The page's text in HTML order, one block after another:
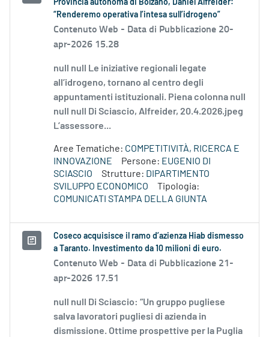
Provincia autonoma di Bolzano, Daniel Alfreider:
“Renderemo operativa l’intesa sull’idrogeno”
Contenuto Web - Data di Pubblicazione 20-
apr-2026 15.28
null null Le iniziative regionali legate
all’idrogeno, tornano al centro degli
appuntamenti istituzionali. Piena colonna null
null null Di Sciascio, Alfreider, 20.4.2026.jpeg
L’assessore...
Aree Tematiche: COMPETITIVITÀ, RICERCA E
INNOVAZIONE
Persone: EUGENIO DI
SCIASCIO
Strutture: DIPARTIMENTO
SVILUPPO ECONOMICO
Tipologia:
COMUNICATI STAMPA DELLA GIUNTA
Coseco acquisisce il ramo d’azienza Hiab dismesso
a Taranto. Investimento da 10 milioni di euro.
Contenuto Web - Data di Pubblicazione 21-
apr-2026 17.51
null null Di Sciascio: “Un gruppo pugliese
salva lavoratori pugliesi di azienda in
dismissione. Ottime prospettive per la Puglia